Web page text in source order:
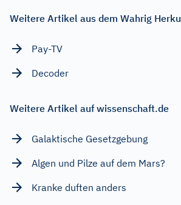
Weitere Artikel aus dem Wahrig
Pay-TV
Decoder
Weitere Artikel auf wissenschaft.de
Galaktische Gesetzgebung
Algen und Pilze auf dem Mars?
Kranke duften anders